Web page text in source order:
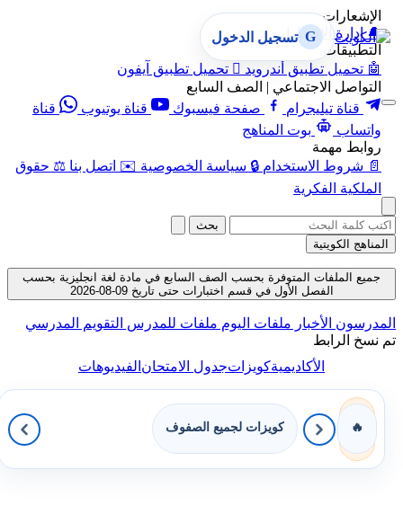
الإشعارات
🔔 إدارة الإشعارات
التطبيقات
🤖 تحميل تطبيق أندرويد  تحميل تطبيق آيفون
التواصل الاجتماعي | الصف السابع
قناة تيليجرام
صفحة فيسبوك قناة يوتيوب
قناة
واتساب
بوت المناهج
روابط مهمة
📄 شروط الاستخدام 🔒 سياسة الخصوصية ✉️ اتصل بنا ⚖️ حقوق
الملكية الفكرية
G تسجيل الدخول
بحث
المناهج الكويتية
جميع الملفات المتوفرة بحسب الصف السابع في مادة لغة انجليزية بحسب
الفصل الأول في قسم اختبارات حتى تاريخ 09-08-2026
المدرسون الأخبار ملفات اليوم ملفات للمدرس التقويم المدرسي
تم نسخ الرابط
الأكاديميةكويزاتجدول الامتحانالفيديوهات
🔥 كويزات لجميع الصفوف